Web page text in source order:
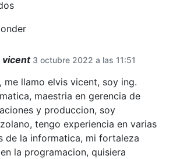
vicent 3 octubre 2022 a las 11:51
me llamo elvis vicent, soy ing.
maestria en gerencia de
y produccion, soy
tengo experiencia en varias
de la informatica, mi fortaleza
la programacion, quisiera